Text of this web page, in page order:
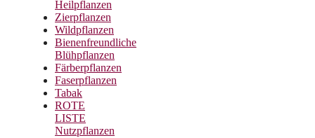
Heilpflanzen
Zierpflanzen
Wildpflanzen
Bienenfreundliche
Blühpflanzen
Färberpflanzen
Faserpflanzen
Tabak
ROTE
LISTE
Nutzpflanzen